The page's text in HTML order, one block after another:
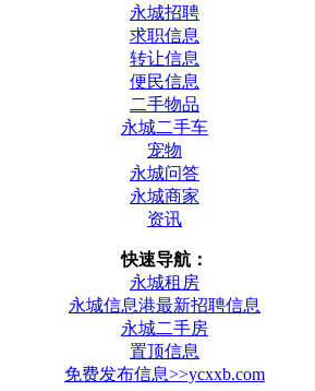
永城招聘
求职信息
转让信息
便民信息
二手物品
永城二手车
宠物
永城问答
永城商家
资讯
快速导航：
永城租房
永城信息港最新招聘信息
永城二手房
置顶信息
免费发布信息>>ycxxb.com